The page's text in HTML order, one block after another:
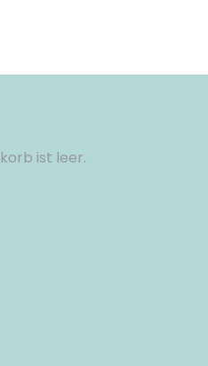
ist leer.